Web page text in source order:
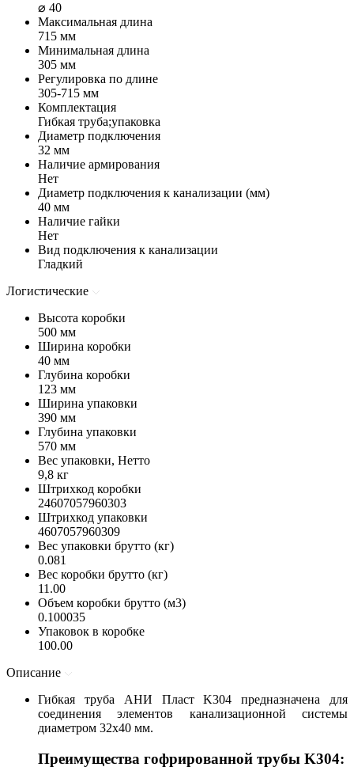
⌀ 40
Максимальная длина
715 мм
Минимальная длина
305 мм
Регулировка по длине
305-715 мм
Комплектация
Гибкая труба;упаковка
Диаметр подключения
32 мм
Наличие армирования
Нет
Диаметр подключения к канализации (мм)
40 мм
Наличие гайки
Нет
Вид подключения к канализации
Гладкий
Логистические
Высота коробки
500 мм
Ширина коробки
40 мм
Глубина коробки
123 мм
Ширина упаковки
390 мм
Глубина упаковки
570 мм
Вес упаковки, Нетто
9,8 кг
Штрихкод коробки
24607057960303
Штрихкод упаковки
4607057960309
Вес упаковки брутто (кг)
0.081
Вес коробки брутто (кг)
11.00
Объем коробки брутто (м3)
0.100035
Упаковок в коробке
100.00
Описание
Гибкая труба АНИ Пласт K304 предназначена для
соединения элементов канализационной системы
диаметром 32х40 мм.
Преимущества гофрированной трубы K304: